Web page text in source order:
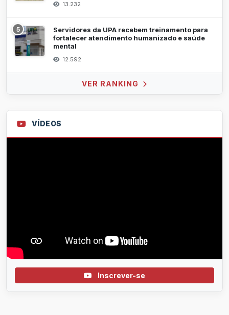
13.232
5
Servidores da UPA recebem treinamento para
fortalecer atendimento humanizado e saúde
mental
12.592
VER RANKING
VÍDEOS
Inscrever-se